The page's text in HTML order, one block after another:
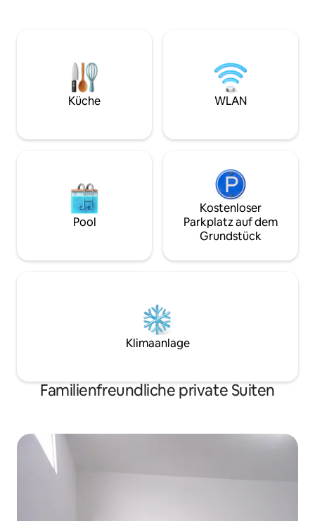
einheimischem Wald umgeben, und
vom Balkon aus kann man tagsüber das
Meer sehen und nachts ist er perfekt,
um einen Wein zu trinken und dabei den
ist. Perfekt für alle, die Bequemlichkeit,
Komfort und
Strand suchen!
Küche WLAN
Pool
Kostenloser
Parkplatz auf dem
Grundstück
Klimaanlage
Familienfreundliche private Suiten